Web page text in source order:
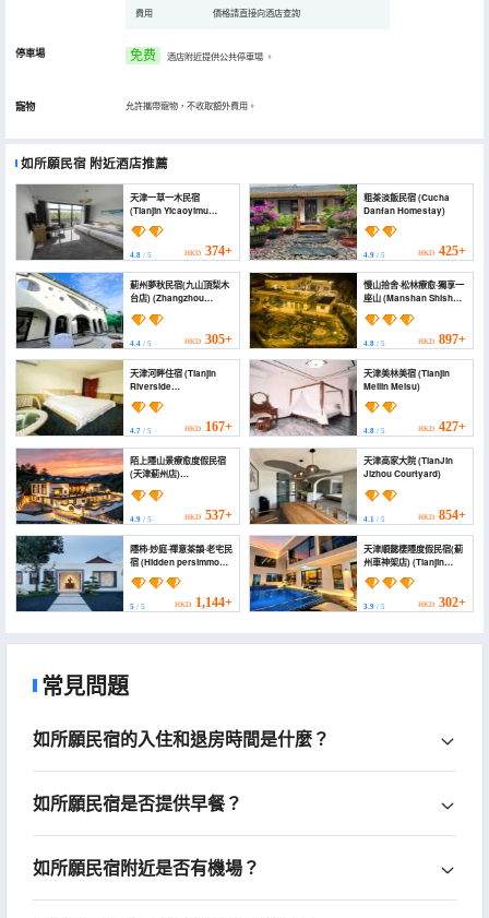
費用 價格請直接向酒店查詢
停車場 免费 酒店附近提供公共停車場 。
寵物 允許攜帶寵物，不收取額外費用。
如所願民宿 附近酒店推薦
天津一草一木民宿
(Tianjin Yicaoyimu
Homestay)
4.8 / 5 HKD 374+
粗茶淡飯民宿 (Cucha
Danfan Homestay)
4.9/ 5 HKD 425+
薊州夢秋民宿(九山頂梨木
台店) (Zhangzhou
Mengqiu Homestay)
4.4 / 5 HKD 305+
慢山拾舍·松林療愈·獨享一
座山 (Manshan Shishe
Homestay)
4.8/ 5 HKD 897+
天津河畔住宿 (Tianjin
Riverside
Accommodation)
4.7 / 5 HKD 167+
天津美林美宿 (Tianjin
Meilin Meisu)
4.8/ 5 HKD 427+
陌上隱山景療愈度假民宿
(天津薊州店)
Homestay)
4.9 / 5 HKD 537+
天津高家大院 (TianJin
Jizhou Courtyard)
4.1/ 5 HKD 854+
隱柿·妙庭·禪意茶韻·老宅民
宿 (Hidden persimmon ·
Miao Ting · Zen Tea
Rhyme · Old house
B&B)
5 / 5 HKD 1,144+
天津順懿棲隱度假民宿(薊
州車神架店) (Tianjin
Shunxuan B&B
(Cheshenjia Branch))
3.9/ 5 HKD 302+
常見問題
如所願民宿的入住和退房時間是什麼？
如所願民宿是否提供早餐？
如所願民宿附近是否有機場？